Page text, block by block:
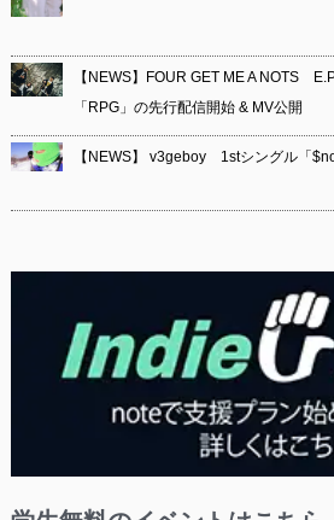
【NEWS】FOUR GET ME A NOTS
「RPG」の先行配信開始 & MV公開
【NEWS】 v3geboy 1stシングル「